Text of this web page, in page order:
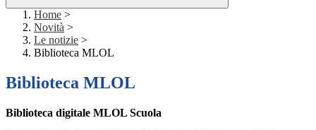
Home >
Novità >
Le notizie >
Biblioteca MLOL
Biblioteca MLOL
Biblioteca digitale MLOL Scuola